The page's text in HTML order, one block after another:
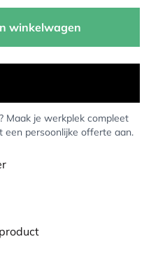
winkelwagen
Maak je werkplek compleet
een persoonlijke offerte aan.